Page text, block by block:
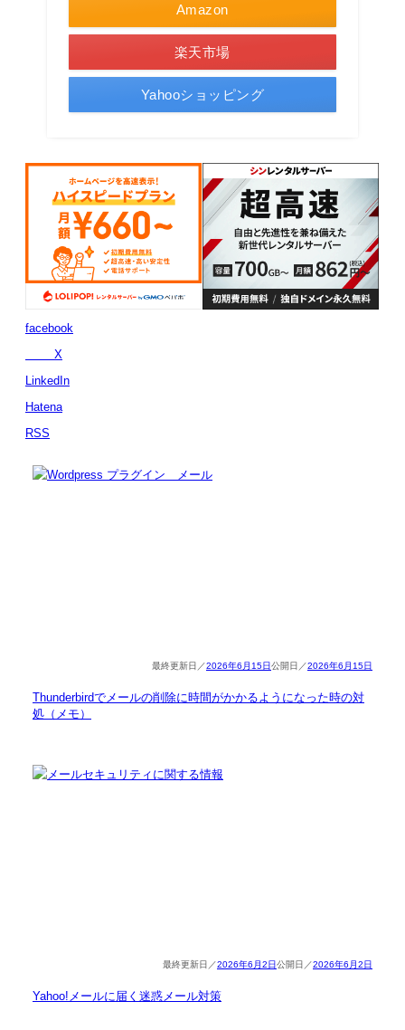
Amazon
楽天市場
Yahooショッピング
facebook
X
LinkedIn
Hatena
RSS
2026年6月15日 2026年6月15日
Thunderbirdでメールの削除に時間がかかるようになった時の対
処（メモ）
2026年6月2日 2026年6月2日
Yahoo!メールに届く迷惑メール対策